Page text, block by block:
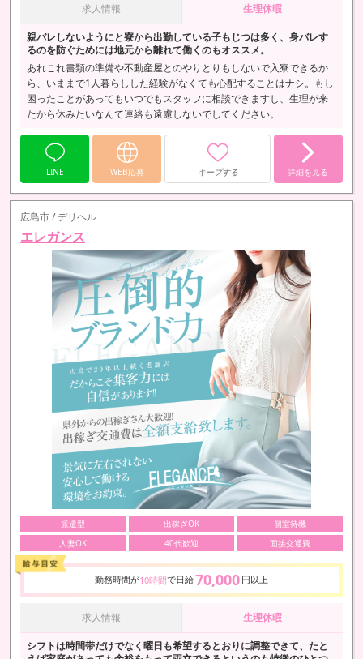
求人情報 生理休暇
親バレしないようにと寮から出勤している子もじつは多く、身バレす
るのを防ぐためには地元から離れて働くのもオススメ。
あれこれ書類の準備や不動産屋とのやりとりもしないで入寮できるか
ら、いままで1人暮らしした経験がなくても心配することはナシ。もし
困ったことがあってもいつでもスタッフに相談できますし、生理が来
たから休みたいなんて連絡も遠慮しないでしてください。
LINE WEB応募 キープする 詳細を見る
広島市 / デリヘル
エレガンス
派遣型 出稼ぎOK
個室待機
人妻OK
40代歓迎 面接交通費
勤務時間が10時間で日給70,000 円以上
求人情報 生理休暇
シフトは時間帯だけでなく曜日も希望するとおりに調整できて、たと